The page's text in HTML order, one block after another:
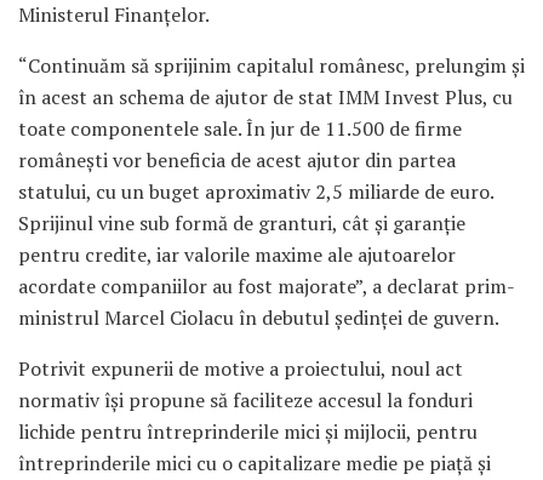
Ministerul Finanțelor.
“Continuăm să sprijinim capitalul românesc, prelungim şi
în acest an schema de ajutor de stat IMM Invest Plus, cu
toate componentele sale. În jur de 11.500 de firme
româneşti vor beneficia de acest ajutor din partea
statului, cu un buget aproximativ 2,5 miliarde de euro.
Sprijinul vine sub formă de granturi, cât şi garanţie
pentru credite, iar valorile maxime ale ajutoarelor
acordate companiilor au fost majorate”, a declarat prim-
ministrul Marcel Ciolacu în debutul şedinţei de guvern.
Potrivit expunerii de motive a proiectului, noul act
normativ își propune să faciliteze accesul la fonduri
lichide pentru întreprinderile mici și mijlocii, pentru
întreprinderile mici cu o capitalizare medie pe piață și